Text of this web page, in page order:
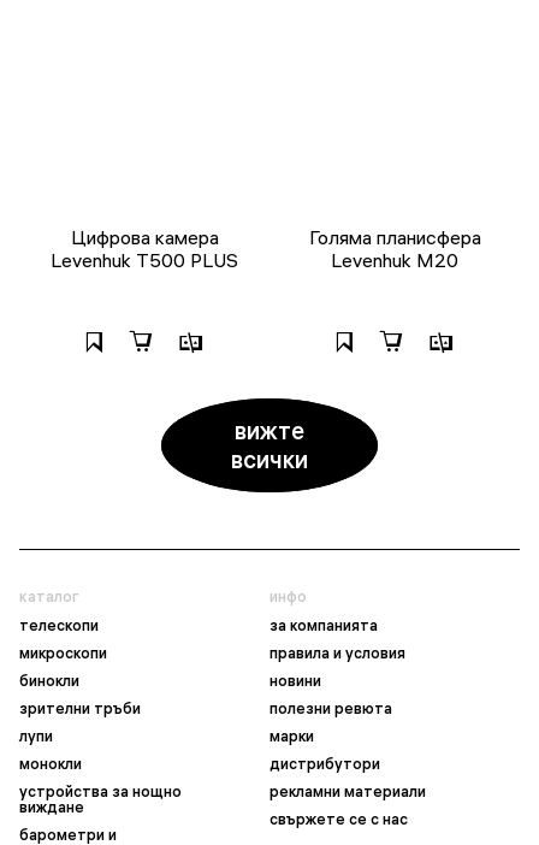
Цифрова камера
Levenhuk T500 PLUS
Голяма планисфера
Levenhuk M20
вижте
всички
каталог
телескопи
микроскопи
бинокли
зрителни тръби
лупи
монокли
устройства за нощно
виждане
барометри и
инфо
за компанията
правила и условия
новини
полезни ревюта
марки
дистрибутори
рекламни материали
свържете се с нас